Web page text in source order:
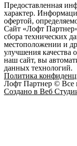
Предоставленная
характер.
офертой,
Сайт «Лофт
сбора технических
местоположении и
улучшения качества
наш сайт, вы
данных технологий.
Политика
Лофт Партнер © Все
Создано в Веб